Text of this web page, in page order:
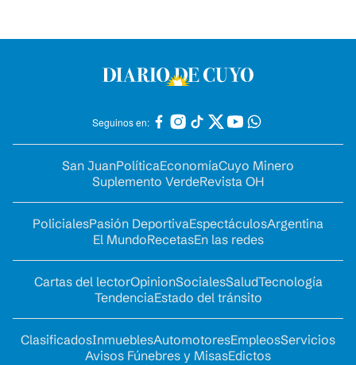
Seguinos en:
San JuanPolíticaEconomíaCuyo Minero
Suplemento VerdeRevista OH
PolicialesPasión DeportivaEspectáculosArgentina
El MundoRecetasEn las redes
Cartas del lectorOpinionSocialesSaludTecnología
TendenciaEstado del tránsito
ClasificadosInmueblesAutomotoresEmpleosServicios
Avisos Fúnebres y MisasEdictos